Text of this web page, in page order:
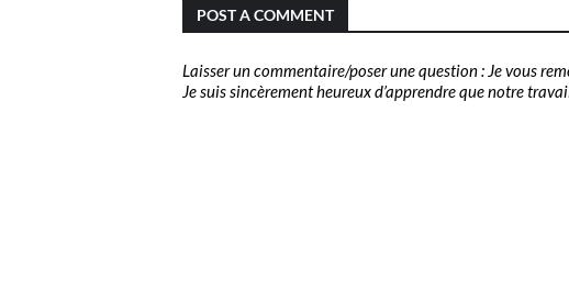
POST A COMMENT
Laisser un commentaire/poser une question : Je vous
Je suis sincèrement heureux d’apprendre que notre